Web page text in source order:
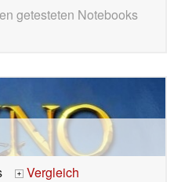
getesteten Notebooks
+
Vergleich